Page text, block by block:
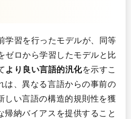
学習を行ったモデルが、同等
ゼロから学習したモデルと比
より良い言語的汎化を示すこ
は、異なる言語からの事前の
しい言語の構造的規則性を獲
帰納バイアスを提供すること